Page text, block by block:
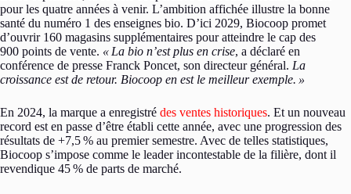
pour les quatre années à venir. L’ambition affichée illustre la bonne
santé du numéro 1 des enseignes bio. D’ici 2029, Biocoop promet
d’ouvrir 160 magasins supplémentaires pour atteindre le cap des
900 points de vente. « La bio n’est plus en crise, a déclaré en
conférence de presse Franck Poncet, son directeur général. La
croissance est de retour. Biocoop en est le meilleur exemple. »
En 2024, la marque a enregistré des ventes historiques. Et un nouveau
record est en passe d’être établi cette année, avec une progression des
résultats de +7,5% au premier semestre. Avec de telles statistiques,
Biocoop s’impose comme le leader incontestable de la filière, dont il
revendique 45% de parts de marché.